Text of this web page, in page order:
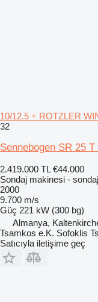
10/12.5 + ROTZLER
32
Sennebogen SR 25
2.419.000 TL €44.000
Sondaj makinesi -
2000
9.700 m/s
Güç 221 kW (300 bg)
Almanya,
Tsamkos e.K. Sofoklis
Satıcıyla iletişime geç